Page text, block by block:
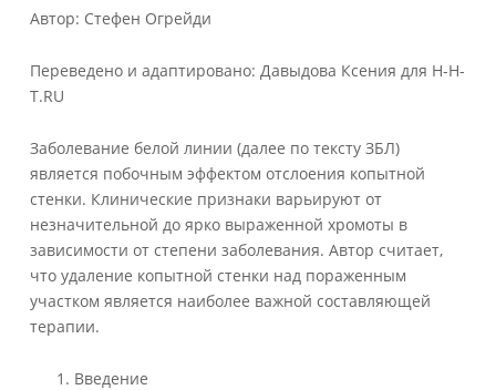
линии
1
Автор: Стефен Огрейди
Переведено и адаптировано: Давыдова Ксения для H-H-
T.RU
Заболевание белой линии (далее по тексту ЗБЛ)
является побочным эффектом отслоения копытной
стенки. Клинические признаки варьируют от
незначительной до ярко выраженной хромоты в
зависимости от степени заболевания. Автор считает,
что удаление копытной стенки над пораженным
участком является наиболее важной составляющей
терапии.
Введение